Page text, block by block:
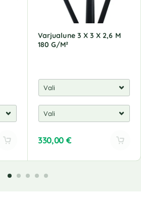
Varjualune 3 X 3 X 2,6 M
180 G/M²
330,00 €
t